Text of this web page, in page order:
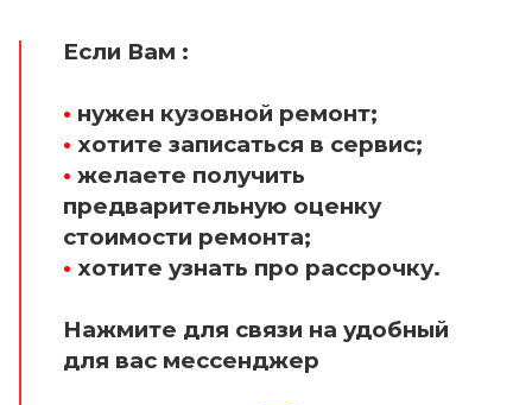
Если Вам :
• нужен кузовной ремонт;
• хотите записаться в сервис;
• желаете получить
предварительную оценку
стоимости ремонта;
• хотите узнать про рассрочку.
Нажмите для связи на удобный
для вас мессенджер